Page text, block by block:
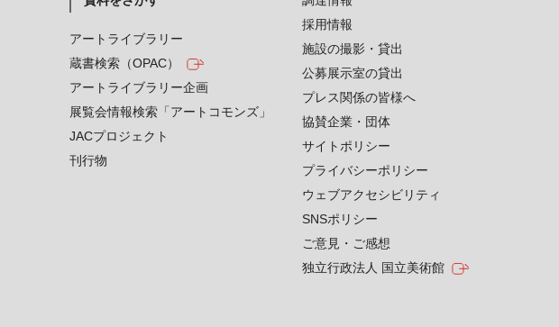
アートライブラリー
蔵書検索（OPAC）
アートライブラリー企画
展覧会情報検索「アートコモンズ」
JACプロジェクト
刊行物
採用情報
施設の撮影・貸出
公募展示室の貸出
プレス関係の皆様へ
協賛企業・団体
サイトポリシー
プライバシーポリシー
ウェブアクセシビリティ
SNSポリシー
ご意見・ご感想
独立行政法人 国立美術館